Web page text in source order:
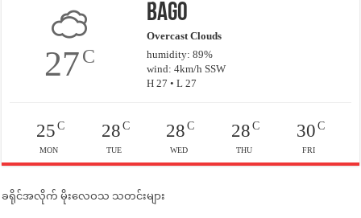
27C
Bago
Overcast Clouds
humidity: 89%
wind: 4km/h SSW
H 27 • L 27
25C
MON
28C
TUE
28 C
WED
28C
THU
30C
FRI
ခရိုင်အလိုက် မိုးလေဝသ သတင်းများ